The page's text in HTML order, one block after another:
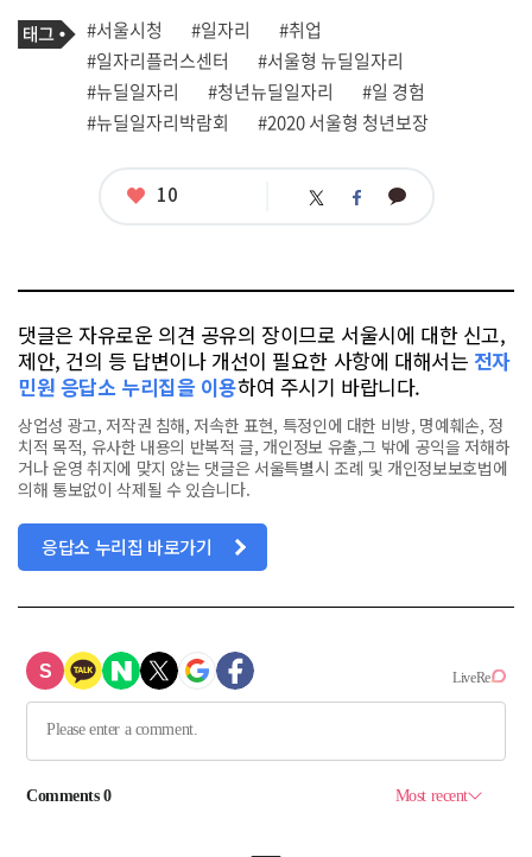
기
사
관
련
태
그
태
그
#서울시청 #일자리
#취업
#일자리플러스센터
#서울형 뉴딜일자리
#뉴딜일자리
#청년뉴딜일자리
#일 경험
#뉴딜일자리박람회
#2020 서울형 청년보장
좋
10 트 페 카
댓글은 자유로운 의견 공유의 장이므로 서울시에 대한 신고,
제안, 건의 등 답변이나 개선이 필요한 사항에 대해서는 전자
민원 응답소 누리집을 이용하여 주시기 바랍니다.
상업성 광고, 저작권 침해, 저속한 표현, 특정인에 대한 비방, 명예훼손, 정
치적 목적, 유사한 내용의 반복적 글, 개인정보 유출,그 밖에 공익을 저해하
거나 운영 취지에 맞지 않는 댓글은 서울특별시 조례 및 개인정보보호법에
의해 통보없이 삭제될 수 있습니다.
응답소 누리집 바로가기